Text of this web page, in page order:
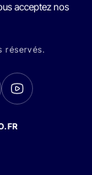
acceptez nos
réservés.